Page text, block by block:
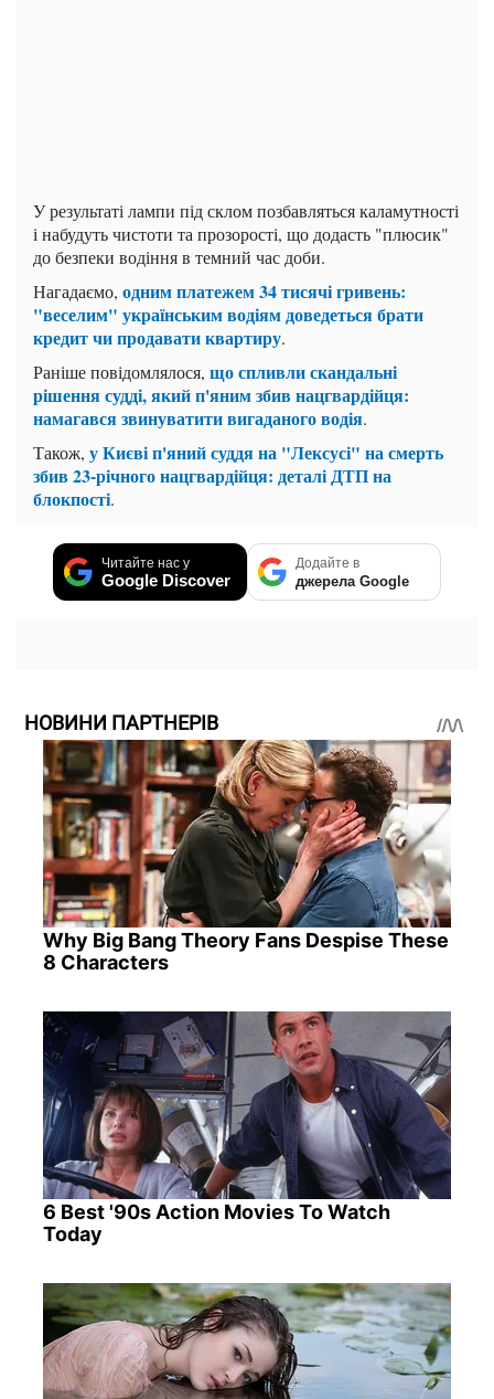
У результаті лампи під склом позбавляться каламутності
і набудуть чистоти та прозорості, що додасть "плюсик"
до безпеки водіння в темний час доби.
Нагадаємо, одним платежем 34 тисячі гривень:
"веселим" українським водіям доведеться брати
кредит чи продавати квартиру.
Раніше повідомлялося, що спливли скандальні
рішення судді, який п'яним збив нацгвардійця:
намагався звинуватити вигаданого водія.
Також, у Києві п'яний суддя на "Лексусі" на смерть
збив 23-річного нацгвардійця: деталі ДТП на
блокпості.
Читайте нас у
Google Discover
Додайте в
джерела Google
НОВИНИ ПАРТНЕРІВ
Why Big Bang Theory Fans Despise These
8 Characters
6 Best '90s Action Movies To Watch
Today